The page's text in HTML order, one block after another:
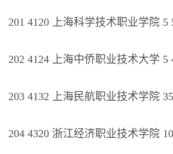
201 4120 上海科学技术职业学院 5
202 4124 上海中侨职业技术大学 5
203 4132 上海民航职业技术学院
204 4320 浙江经济职业技术学院